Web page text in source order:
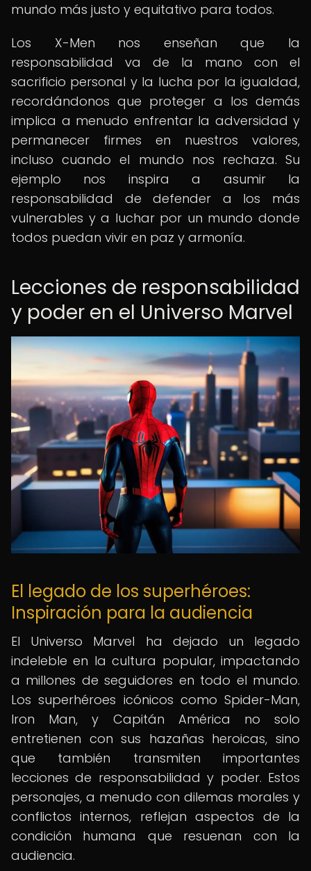
mundo más justo y equitativo para todos.
Los X-Men nos enseñan que la
responsabilidad va de la mano con el
sacrificio personal y la lucha por la igualdad,
recordándonos que proteger a los demás
implica a menudo enfrentar la adversidad y
permanecer firmes en nuestros valores,
incluso cuando el mundo nos rechaza. Su
ejemplo nos inspira a asumir la
responsabilidad de defender a los más
vulnerables y a luchar por un mundo donde
todos puedan vivir en paz y armonía.
Lecciones de responsabilidad
y poder en el Universo Marvel
El legado de los superhéroes:
Inspiración para la audiencia
El Universo Marvel ha dejado un legado
indeleble en la cultura popular, impactando
a millones de seguidores en todo el mundo.
Los superhéroes icónicos como Spider-Man,
Iron Man, y Capitán América no solo
entretienen con sus hazañas heroicas, sino
que también transmiten importantes
lecciones de responsabilidad y poder. Estos
personajes, a menudo con dilemas morales y
conflictos internos, reflejan aspectos de la
condición humana que resuenan con la
audiencia.